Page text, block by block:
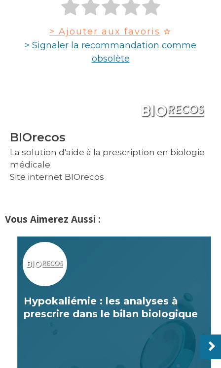
> Ajouter aux favoris
> Signaler la recommandation comme
obsolète
BIOrecos
La solution d'aide à la prescription en biologie
médicale.
Site internet BIOrecos
Vous Aimerez Aussi :
Hypokaliémie : les analyses à
prescrire dans le bilan biologique